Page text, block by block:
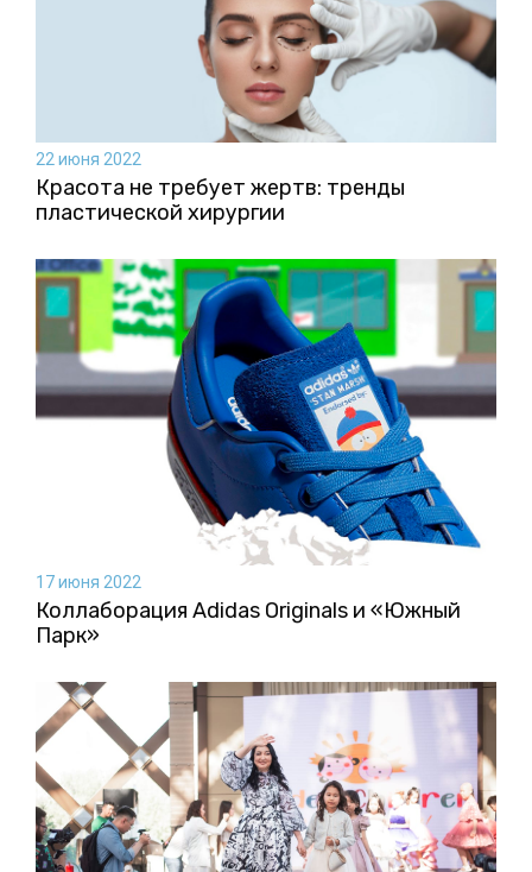
22 июня 2022
Красота не требует жертв: тренды
пластической хирургии
17 июня 2022
Коллаборация Аdidas Originals и «Южный
Парк»